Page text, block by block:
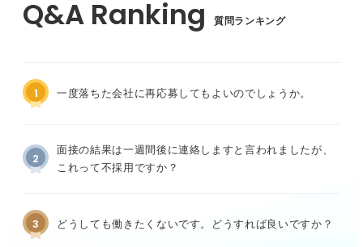
質問ランキング
1 一度落ちた会社に再応募してもよいのでしょうか。
2
面接の結果は一週間後に連絡しますと言われましたが、
これって不採用ですか？
3 どうしても働きたくないです。どうすれば良いですか？